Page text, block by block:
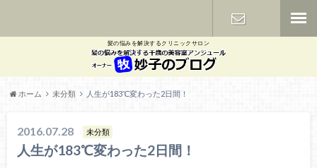
髪の悩みを解決するクリニックサロン
お問い合わ
ホーム 未分類 人生が183℃変わった2日間！
2016.07.28 未分類
人生が183℃変わった2日間！